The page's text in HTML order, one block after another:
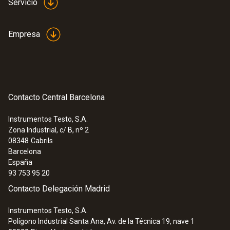
Servicio
Empresa
Contacto Central Barcelona
Instrumentos Testo, S.A.
Zona Industrial, c/ B, nº 2
08348 Cabrils
Barcelona
España
93 753 95 20
Contacto Delegación Madrid
Instrumentos Testo, S.A.
Polígono Industrial Santa Ana, Av. de la Técnica 19, nave 1